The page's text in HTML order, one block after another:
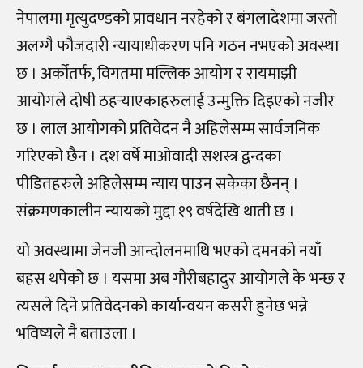
नेपालमा मृत्युदण्डको प्रावधान नरहेको र बंगलादेशमा जस्तो
अलग्गै फौजदारी न्यायाधीकरण पनि गठन नभएको अवस्था
छ । अर्कोतर्फ, विगतमा मल्लिक आयोग र रायमाझी
आयोगले दोषी ठहर्‍याएकाहरुलाई उन्मुक्ति दिइएको नजीर
छ । लाल आयोगको प्रतिवेदन नै अहिलेसम्म सार्वजनिक
गरिएको छैन । दश वर्षे माओवादी सशस्त्र द्वन्दका
पीडितहरुले अहिलेसम्म न्याय पाउन सकेका छैनन् ।
संक्रमणकालीन न्यायको मुद्दा १९ वर्षदेखि थाती छ ।
यो अवस्थामा जेनजी आन्दोलनमाथि भएको दमनको नयाँ
बहस थपेको छ । यसमा अब गौरीबहादुर आयोगले के भन्छ र
त्यसले दिने प्रतिवेदनको कार्यान्वयन कसरी हुनेछ भन्ने
भविष्यले नै बताउला ।